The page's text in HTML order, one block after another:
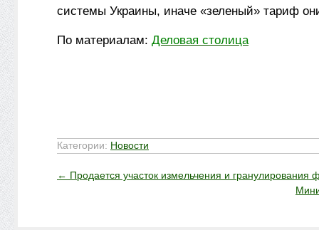
системы Украины, иначе «зеленый» тариф
По материалам: Деловая столица
Категории: Новости
← Продается участок измельчения и гранулирования